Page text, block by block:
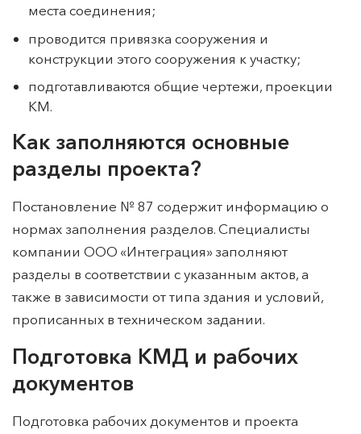
места соединения;
проводится привязка сооружения и
конструкции этого сооружения к участку;
подготавливаются общие чертежи, проекции
КМ.
Как заполняются основные
разделы проекта?
Постановление № 87 содержит информацию о
нормах заполнения разделов. Специалисты
компании ООО «Интеграция» заполняют
разделы в соответствии с указанным актов, а
также в зависимости от типа здания и условий,
прописанных в техническом задании.
Подготовка КМД и рабочих
документов
Подготовка рабочих документов и проекта